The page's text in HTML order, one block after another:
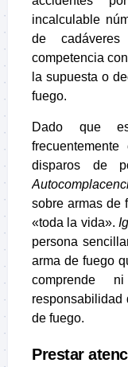
incalculable
de
competencia
la supuesta o
fuego.
Dado que
disparos de
sobre armas de
«toda la vida».
persona
arma de fuego
de fuego.
Prestar